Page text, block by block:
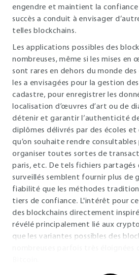
engendre et maintient la confiance
succès a conduit à envisager
telles blockchains.
Les applications possibles des
nombreuses, même si les mises en
sont rares en dehors du monde
les a envisagées pour la gestion
cadastre, pour enregistrer les
localisation d’œuvres d’art ou de
détenir et garantir l’authenticité
diplômes délivrés par des écoles
qu’on souhaite rendre
organiser toutes sortes de
paris, etc. De tels fichiers
surveillés semblent fournir plus de
fiabilité que les méthodes
tiers de confiance. L'intérêt pour
des blockchains directement
révélé principalement lié aux
que les variantes possibles des